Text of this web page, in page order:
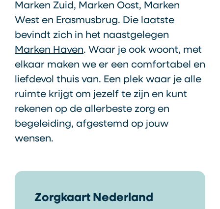
Marken Zuid, Marken Oost, Marken
West en Erasmusbrug. Die laatste
bevindt zich in het naastgelegen
Marken Haven. Waar je ook woont, met
elkaar maken we er een comfortabel en
liefdevol thuis van. Een plek waar je alle
ruimte krijgt om jezelf te zijn en kunt
rekenen op de allerbeste zorg en
begeleiding, afgestemd op jouw
wensen.
Zorgkaart Nederland